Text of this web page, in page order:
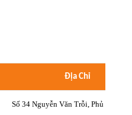
Địa Chỉ
Số 34 Nguyễn Văn Trỗi, Phủ Lý, Hà